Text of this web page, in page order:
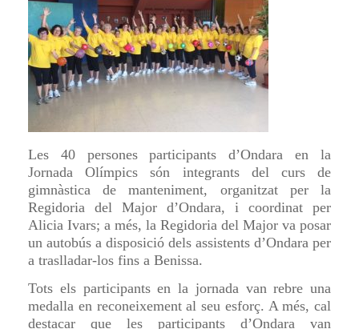
Les 40 persones participants d’Ondara en la
Jornada Olímpics són integrants del curs de
gimnàstica de manteniment, organitzat per la
Regidoria del Major d’Ondara, i coordinat per
Alicia Ivars; a més, la Regidoria del Major va posar
un autobús a disposició dels assistents d’Ondara per
a traslladar-los fins a Benissa.
Tots els participants en la jornada van rebre una
medalla en reconeixement al seu esforç. A més, cal
destacar que les participants d’Ondara van